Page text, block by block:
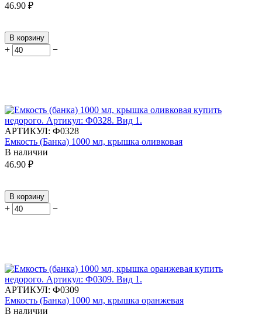
46.90 ₽
В корзину
+ −
АРТИКУЛ: Ф0328
Емкость (Банка) 1000 мл, крышка оливковая
В наличии
46.90 ₽
В корзину
+ −
АРТИКУЛ: Ф0309
Емкость (Банка) 1000 мл, крышка оранжевая
В наличии